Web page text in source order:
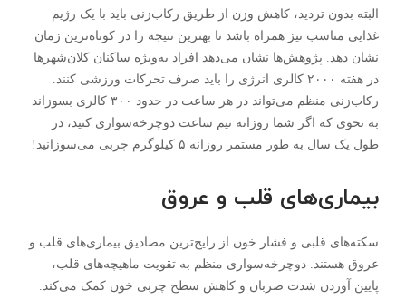
البته بدون تردید، کاهش وزن از طریق رکاب‌زنی باید با یک رژیم
غذایی مناسب نیز همراه باشد تا بهترین نتیجه را در کوتاه‌ترین زمان
نشان دهد. پژوهش‌ها نشان می‌دهد افراد به‌ویژه ساکنان کلان‌شهر‌ها
در هفته ۲۰۰۰ کالری انرژی را باید صرف تحرکات ورزشی کنند.
رکاب‌زنی منظم می‌تواند در هر ساعت در حدود ۳۰۰ کالری بسوزاند
به نحوی که اگر شما روزانه نیم ساعت دوچرخه‌سواری کنید، در
طول یک سال به طور مستمر روزانه ۵ کیلوگرم چربی می‌سوزانید!
بیماری‌های قلب و عروق
سکته‌های قلبی و فشار خون از رایج‌ترین مصادیق بیماری‌های قلب و
عروق هستند. دوچرخه‌سواری منظم به تقویت ماهیچه‌های قلب،
پایین آوردن شدت ضربان و کاهش سطح چربی خون کمک می‌کند.